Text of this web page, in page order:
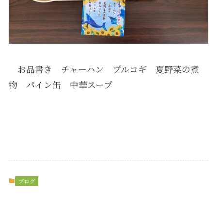
お品書き チャーハン プルコギ 夏野菜の煮
物 パイン缶 中華スープ
ブログ